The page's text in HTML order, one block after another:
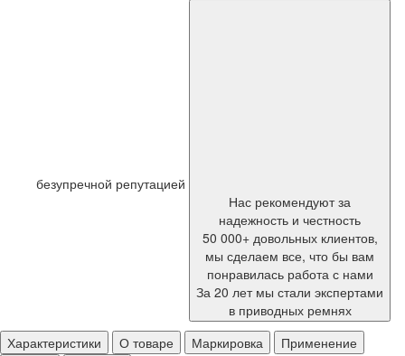
безупречной репутацией
Нас рекомендуют за
надежность и честность
50 000+ довольных клиентов,
мы сделаем все, что бы вам
понравилась работа с нами
За 20 лет мы стали экспертами
в приводных ремнях
Характеристики
О товаре Маркировка
Применение